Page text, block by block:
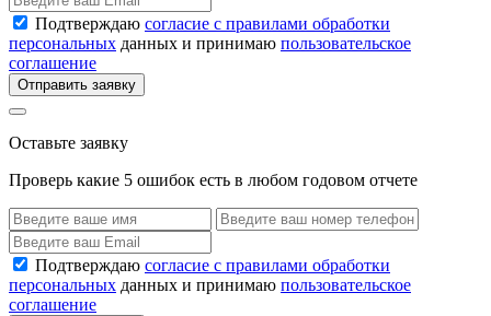
Подтверждаю согласие с правилами обработки
персональных данных и принимаю пользовательское
соглашение
Отправить заявку
Оставьте заявку
Проверь какие 5 ошибок есть в любом годовом отчете
Подтверждаю согласие с правилами обработки
персональных данных и принимаю пользовательское
соглашение